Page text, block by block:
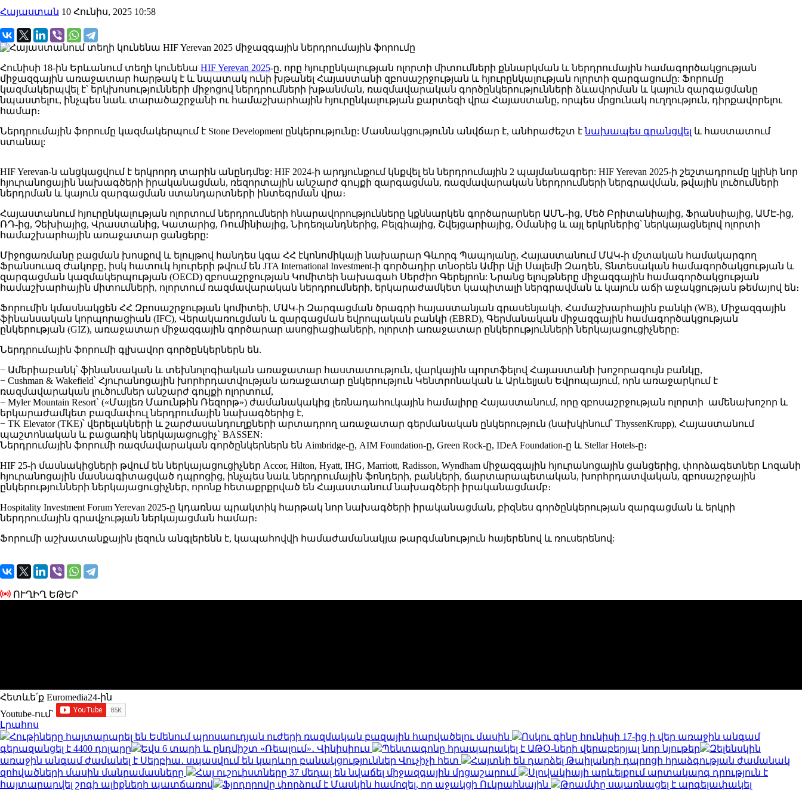
Հայաստան 10 Հունիս, 2025 10:58
Հունիսի 18-ին Երևանում տեղի կունենա HIF Yerevan 2025-ը, որը հյուրընկալության ոլորտի միտումների քննարկման և ներդրումային համագործակցության
միջազգային առաջատար ​​հարթակ է և նպատակ ունի խթանել Հայաստանի զբոսաշրջության և հյուրընկալության ոլորտի զարգացումը: Ֆորումը
կազմակերպվել է՝ երկխոսությունների միջոցով ներդրումների խթանման, ռազմավարական գործընկերությունների ձևավորման և կայուն զարգացմանը
նպաստելու, ինչպես նաև տարածաշրջանի ու համաշխարհային հյուրընկալության քարտեզի վրա Հայաստանը, որպես մրցունակ ուղղություն, դիրքավորելու
համար։
Ներդրումային ֆորումը կազմակերպում է Stone Development ընկերությունը: Մասնակցությունն անվճար է, անհրաժեշտ էնախապես գրանցվել և հաստատում
ստանալ:
HIF Yerevan-ն անցկացվում է երկրորդ տարին անընդմեջ: HIF 2024-ի արդյունքում կնքվել են ներդրումային 2 պայմանագրեր: HIF Yerevan 2025-ի շեշտադրումը կլինի նոր
հյուրանոցային նախագծերի իրականացման, ռեզորտային անշարժ գույքի զարգացման, ռազմավարական ներդրումների ներգրավման, թվային լուծումների
ներդրման և կայուն զարգացման ստանդարտների ինտեգրման վրա։
Հայաստանում հյուրընկալության ոլորտում ներդրումների հնարավորությունները կքննարկեն գործարարներ ԱՄՆ-ից, Մեծ Բրիտանիայից, Ֆրանսիայից, ԱՄԷ-ից,
ՌԴ-ից, Չեխիայից, Վրաստանից, Կատարից, Ռումինիայից, Նիդեռլանդներից, Բելգիայից, Շվեյցարիայից, Օմանից և այլ երկրներից՝ ներկայացնելով ոլորտի
համաշխարհային առաջատար ցանցերը:
Միջոցառմանը բացման խոսքով և ելույթով հանդես կգա ՀՀ էկոնոմիկայի նախարար Գևորգ Պապոյանը, Հայաստանում ՄԱԿ-ի մշտական համակարգող
Ֆրանսուազ Ժակոբը, իսկ հատուկ հյուրերի թվում են JTA International Investment-ի գործադիր տնօրեն Ամիր Ալի Սալեմի Զադեն, Տնտեսական համագործակցության և
զարգացման կազմակերպության (OECD) զբոսաշրջության Կոմիտեի նախագահ Սերժիո Գերեյրոն: Նրանց ելույթները միջազգային համագործակցության
համաշխարհային միտումների, ոլորտում ռազմավարական ներդրումների, երկարաժամկետ կապիտալի ներգրավման և կայուն աճի աջակցության թեմայով են։
Ֆորումին կմասնակցեն ՀՀ Զբոսաշրջության կոմիտեի, ՄԱԿ-ի Զարգացման ծրագրի հայաստանյան գրասենյակի, Համաշխարհային բանկի (WB), Միջազգային
ֆինանսական կորպորացիան (IFC), Վերակառուցման և զարգացման եվրոպական բանկի (EBRD), Գերմանական միջազգային համագործակցության
ընկերության (GIZ), առաջատար միջազգային գործարար ասոցիացիաների, ոլորտի առաջատար ընկերությունների ներկայացուցիչները:
Ներդրումային ֆորումի գլխավոր գործընկերներն են.
− Ամերիաբանկ՝ ֆինանսական և տեխնոլոգիական առաջատար հաստատություն, վարկային պորտֆելով Հայաստանի խոշորագույն բանկը,
− Cushman & Wakefield՝ Հյուրանոցային խորհրդատվության առաջատար ընկերություն Կենտրոնական և Արևելյան Եվրոպայում, որն առաջարկում է
ռազմավարական լուծումներ անշարժ գույքի ոլորտում,
− Myler Mountain Resort` («Մայլեռ Մաունթին Ռեզորթ») ժամանակակից լեռնադահուկային համալիրը Հայաստանում, որը զբոսաշրջության ոլորտի ամենախոշոր և
երկարաժամկետ բազմափուլ ներդրումային նախագծերից է,
− TK Elevator (TKE)՝ վերելակների և շարժասանդուղքների արտադրող առաջատար գերմանական ընկերություն (նախկինում՝ ThyssenKrupp), Հայաստանում
պաշտոնական և բացառիկ ներկայացուցիչ` BASSEN:
Ներդրումային ֆորումի ռազմավարական գործընկերներն են Aimbridge-ը, AIM Foundation-ը, Green Rock-ը, IDeA Foundation-ը և Stellar Hotels-ը։
HIF 25-ի մասնակիցների թվում են ներկայացուցիչներ Accor, Hilton, Hyatt, IHG, Marriott, Radisson, Wyndham միջազգային հյուրանոցային ցանցերից, փորձագետներ Լոզանի
հյուրանոցային մասնագիտացված դպրոցից, ինչպես նաև ներդրումային ֆոնդերի, բանկերի, ճարտարապետական, խորհրդատվական, զբոսաշրջային
ընկերությունների ներկայացուցիչներ, որոնք հետաքրքրված են Հայաստանում նախագծերի իրականացմամբ։
Hospitality Investment Forum Yerevan 2025-ը կդառնա պրակտիկ հարթակ նոր նախագծերի իրականացման, բիզնես գործընկերության զարգացման և երկրի
ներդրումային գրավչության ներկայացման համար։
Ֆորումի աշխատանքային լեզուն անգլերենն է, կապահովվի համաժամանակյա թարգմանություն հայերենով և ռուսերենով:
ՈՒՂԻՂ ԵԹԵՐ
Հետևե՛ք Euromedia24-ին
Youtube-ում`
Լրահոս
Հութիները հայտարարել են Եմենում պրոսաուդյան ուժերի ռազմական բազային հարվածելու մասին
Ոսկու գինը հունիսի 17-ից ի վեր առաջին անգամ
գերազանցել է 4400 դոլարը
Եվս 6 տարի և ընդմիշտ «Ռեալում»․ Վինիսիուս Պենտագոնը հրապարակել է ԱԹՕ-ների վերաբերյալ նոր նյութեր
Զելենսկին
առաջին անգամ ժամանել է Սերբիա․ սպասվում են կարևոր բանակցություններ Վուչիչի հետ
Հայտնի են դարձել Թաիլանդի դպրոցի հրաձգության ժամանակ
զոհվածների մասին մանրամասները
Հայ ուշուիստները 37 մեդալ են նվաճել միջազգային մրցաշարում
Սլովակիայի արևելքում արտակարգ դրություն է
հայտարարվել շոգի ալիքների պատճառով
Ֆյոդորովը փորձում է Մասկին համոզել, որ աջակցի Ուկրաինային
Թրամփը սպառնացել է արգելափակել